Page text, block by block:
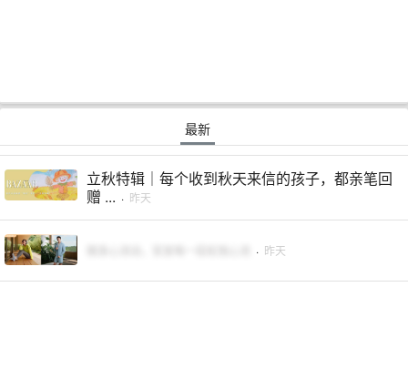
最新
立秋特辑｜每个收到秋天来信的孩子，都亲笔回
赠 ... · 昨天
· 昨天